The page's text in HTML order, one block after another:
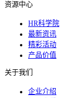
资源中心
HR科学院
最新资讯
精彩活动
产品价值
关于我们
企业介绍